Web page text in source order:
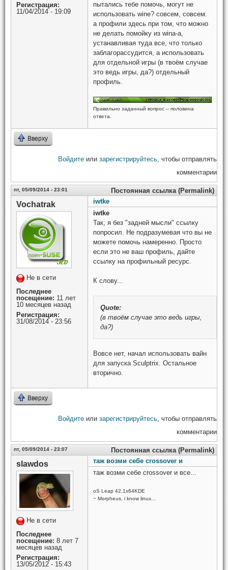
Регистрация:
11/04/2014 - 19:09
пытались тебе помочь, могут не
использовать wine? совсем, совсем.
а профили здесь при том, что можно
не делать помойку из wina-а,
устанавливая туда все, что только
заблагорассудится, а использовать
для отдельной игры (в твоём случае
это ведь игры, да?) отдельный
профиль.
Правильно заданный вопрос – половина
ответа.
Вверху
Войдите или зарегистрируйтесь , чтобы отправлять
комментарии
пт, 05/09/2014 - 23:01 Постоянная ссылка (Permalink)
Vochatrak
Не в сети
Последнее
посещение: 11 лет
10 месяцев назад
Регистрация:
31/08/2014 - 23:56
iwtke
iwtke
Так, я без "задней мысли" ссылку
попросил. Не подразумевая что вы не
можете помочь намеренно. Просто
если это не ваш профиль, дайте
ссылку на профильный ресурс.
К слову...
Quote:
(в твоём случае это ведь игры,
да?)
Вовсе нет, начал использовать вайн
для запуска Sculptrix. Остальное
вторично.
Вверху
Войдите или зарегистрируйтесь , чтобы отправлять
комментарии
пт, 05/09/2014 - 23:07 Постоянная ссылка (Permalink)
slawdos
Не в сети
Последнее
посещение: 8 лет 7
месяцев назад
Регистрация:
13/05/2012 - 15:43
таж возми себе crossover и
таж возми себе crossover и все...
oS Leap 42.1x64KDE
~ Morpheus, i know linux...